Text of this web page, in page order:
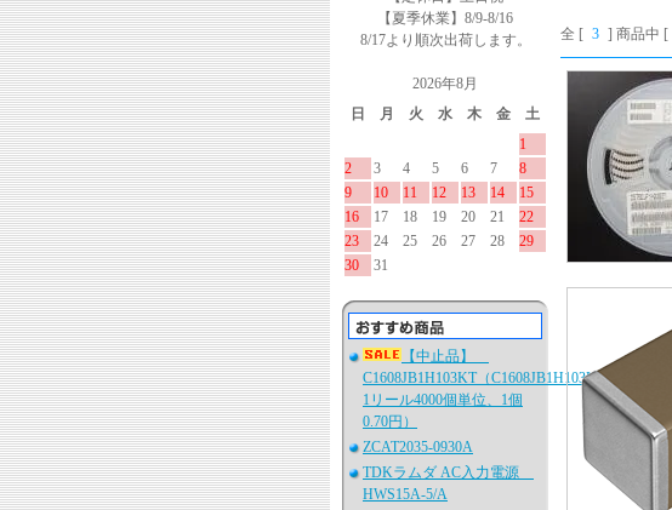
【夏季休業】8/9-8/16
8/17より順次出荷します。
2026年8月
日
月 火 水 木 金
土
1
2
3 4 5 6 7
8
9
10 11 12 13 14
15
16
17 18 19 20 21
22
23
24 25 26 27 28
29
30
31
【中止品】
C1608JB1H103KT（C1608JB1H103K080AA、
1リール4000個単位、1個
0.70円）
ZCAT2035-0930A
TDKラムダ AC入力電源
HWS15A-5/A
全 [ 3 ] 商品中 [